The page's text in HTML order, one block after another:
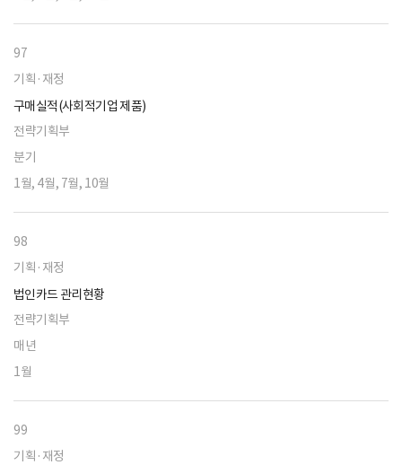
97
기획·재정
구매실적(사회적기업 제품)
전략기획부
분기
1월, 4월, 7월, 10월
98
기획·재정
법인카드 관리현황
전략기획부
매년
1월
99
기획·재정